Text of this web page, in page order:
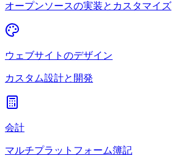
オープンソースの実装とカスタマイズ
ウェブサイトのデザイン
カスタム設計と開発
会計
マルチプラットフォーム簿記